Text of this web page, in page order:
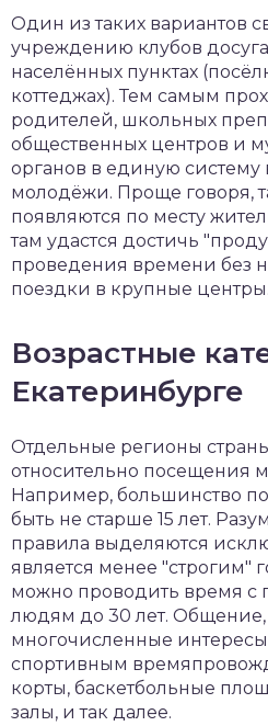
Один из таких вариантов
учреждению клубов
населённых пунктах
коттеджах). Тем самым
родителей, школьных
общественных центров и
органов в единую систему
молодёжи. Проще говоря,
появляются по месту
там удастся достичь
проведения времени без
поездки в крупные центры.
Возрастные
Екатеринбурге
Отдельные регионы
относительно посещения
Например, большинство
быть не старше 15 лет.
правила выделяются
является менее "строгим"
можно проводить время с
людям до 30 лет. Общение,
многочисленные
спортивным
корты, баскетбольные
залы, и так далее.